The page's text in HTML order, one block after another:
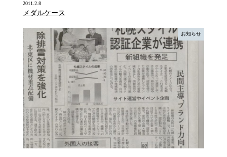
2011.2.8
メダルケース
お知らせ